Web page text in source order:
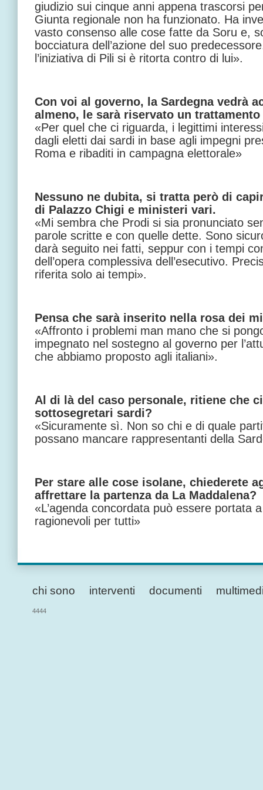
giudizio sui cinque anni appena trascorsi
Giunta regionale non ha funzionato. Ha
vasto consenso alle cose fatte da Soru e,
bocciatura dell’azione del suo
l’iniziativa di Pili si è ritorta contro di lui».
Con voi al governo, la Sardegna vedrà
almeno, le sarà riservato un
«Per quel che ci riguarda, i legittimi
dagli eletti dai sardi in base agli impegni
Roma e ribaditi in campagna elettorale»
Nessuno ne dubita, si tratta però di
di Palazzo Chigi e ministeri vari.
«Mi sembra che Prodi si sia pronunciato
parole scritte e con quelle dette. Sono
darà seguito nei fatti, seppur con i tempi
dell’opera complessiva dell’esecutivo.
riferita solo ai tempi».
Pensa che sarà inserito nella rosa dei
«Affronto i problemi man mano che si
impegnato nel sostegno al governo per
che abbiamo proposto agli italiani».
Al di là del caso personale, ritiene che
sottosegretari sardi?
«Sicuramente sì. Non so chi e di quale
possano mancare rappresentanti della
Per stare alle cose isolane, chiederete
affrettare la partenza da La Maddalena?
«L’agenda concordata può essere portata
ragionevoli per tutti»
chi sono interventi documenti
4444